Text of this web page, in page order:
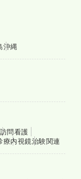
沖縄
訪問看護
療内視鏡治験関連